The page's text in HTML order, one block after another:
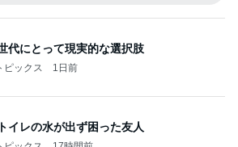
代にとって現実的な選択肢
ピックス 1日前
イレの水が出ず困った友人